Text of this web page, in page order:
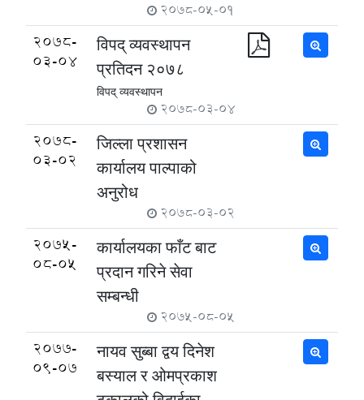
2078-05-01
2078-
03-04
विपद् व्यवस्थापन
प्रतिदन २०७८
विपद् व्यवस्थापन
2078-03-04
2078-
03-02
जिल्ला प्रशासन
कार्यालय पाल्पाको
अनुरोध
2078-03-02
2075-
08-05
कार्यालयका फाँट बाट
प्रदान गरिने सेवा
सम्बन्धी
2075-08-05
2077-
09-07
नायव सुब्बा द्वय दिनेश
बस्याल र ओमप्रकाश